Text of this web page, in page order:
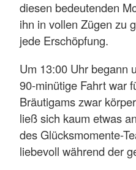
diesen bedeutenden
ihn in vollen Zügen zu
jede Erschöpfung.
Um 13:00 Uhr begann
90-minütige Fahrt war
Bräutigams zwar
ließ sich kaum etwas
des Glücksmomente-
liebevoll während der